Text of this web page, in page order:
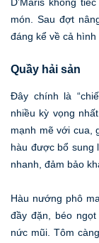
món. Sau đợt
đáng kể về cả hình
Quầy hải sản
Đây chính là
nhiều kỳ vọng
mạnh mẽ với cua,
hàu được bổ sung
nhanh, đảm bảo
Hàu nướng phô
đầy đặn, béo
nức mũi. Tôm